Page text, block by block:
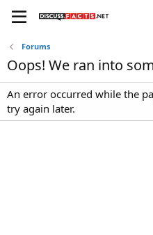
Forums
Oops! We ran into
An error occurred while the
try again later.